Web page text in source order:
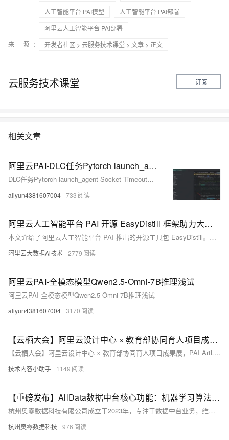
人工智能平台 PAI模型
人工智能平台 PAI部署
阿里云人工智能平台 PAI部署
来 源：
开发者社区 > 云服务技术课堂 > 文章 > 正文
云服务技术课堂 + 订阅
相关文章
阿里云PAI-DLC任务Pytorch launch_agent Socket Timeout问题源码分析
DLC任务Pytorch launch_agent Socket Timeout问题源码分析与解决方案
aliyun4381607004 733
阿里云人工智能平台 PAI 开源 EasyDistill 框架助力大语言模型轻松瘦身
本文介绍了阿里云人工智能平台 PAI 推出的开源工具包 EasyDistill。随着大语言模型的复杂性和规模增长，它们面临计算需求和训练成本的障碍。知识蒸馏旨在不显著降低性能的前提下，将大模型转化为更小、更高效的版本以降低训练和推理成本。EasyDistill 框架简化了知识蒸馏过程，其具备多种功能模块，包括数据合成、基础和进阶蒸馏训练。通过数据合成，丰富训练集的多样性；基础和进阶蒸馏训练则涵盖黑盒和白盒知识转移策略、强化学习及偏好优化，从而提升小模型的性能。
阿里云大数据Al技术 2779
阿里云PAI-全模态模型Qwen2.5-Omni-7B推理浅试
阿里云PAI-全模态模型Qwen2.5-Omni-7B推理浅试
aliyun4381607004 3170
【云栖大会】阿里云设计中心 × 教育部协同育人项目成果展，PAI ArtLab助力高校AIGC教育新路径
【云栖大会】阿里云设计中心 × 教育部协同育人项目成果展，PAI ArtLab助力高校AIGC教育新路径
技术内容小助手 1149
【重磅发布】AllData数据中台核心功能：机器学习算法平台
杭州奥零数据科技有限公司成立于2023年，专注于数据中台业务，维护开源项目AllData并提供商业版解决方案。AllData提供数据集成、存储、开发、治理及BI展示等一站式服务，支持AI大模型应用，助力企业高效利用数据价值。
杭州奥零数据科技 976